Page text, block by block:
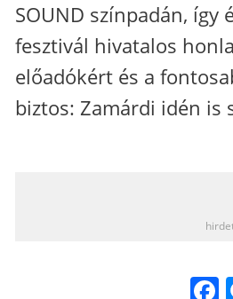
SOUND színpadán, így
fesztivál hivatalos
előadókért és a
biztos: Zamárdi idén is